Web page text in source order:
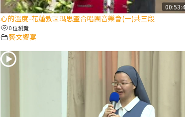
心的溫度-花蓮教區瑪思靈合唱團音樂會(一)共三段
0 位瀏覽
藝文饗宴